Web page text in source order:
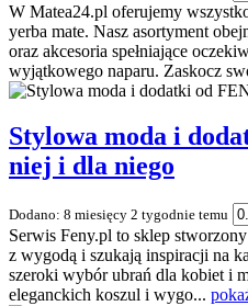
W Matea24.pl oferujemy
yerba mate. Nasz asortyment
oraz akcesoria spełniające
wyjątkowego naparu. Zaskocz
Stylowa moda i
niej i dla niego
Dodano: 8 miesięcy 2 tygodnie temu
Serwis Feny.pl to sklep
z wygodą i szukają inspiracji na
szeroki wybór ubrań dla kobiet i
eleganckich koszul i wygo...